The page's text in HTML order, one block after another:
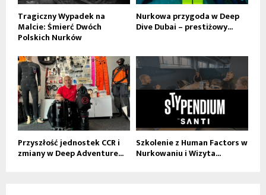
Tragiczny Wypadek na
Malcie: Śmierć Dwóch
Polskich Nurków
Nurkowa przygoda w Deep
Dive Dubai – prestiżowy...
Przyszłość jednostek CCR i
zmiany w Deep Adventure...
Szkolenie z Human Factors w
Nurkowaniu i Wizyta...